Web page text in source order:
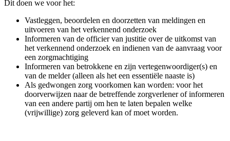
Dit doen we voor het:
Vastleggen, beoordelen en doorzetten van meldingen en
uitvoeren van het verkennend onderzoek
Informeren van de officier van justitie over de uitkomst van
het verkennend onderzoek en indienen van de aanvraag voor
een zorgmachtiging
Informeren van betrokkene en zijn vertegenwoordiger(s) en
van de melder (alleen als het een essentiële naaste is)
Als gedwongen zorg voorkomen kan worden: voor het
doorverwijzen naar de betreffende zorgverlener of informeren
van een andere partij om hen te laten bepalen welke
(vrijwillige) zorg geleverd kan of moet worden.